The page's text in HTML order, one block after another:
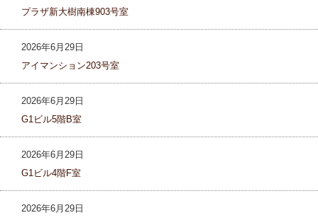
プラザ新大樹南棟903号室
2026年6月29日
アイマンション203号室
2026年6月29日
G1ビル5階B室
2026年6月29日
G1ビル4階F室
2026年6月29日